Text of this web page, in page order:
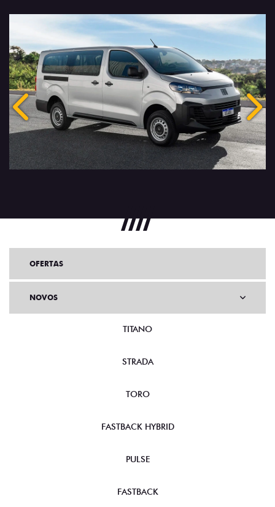
Anterior
OFERTAS
NOVOS
TITANO
STRADA
TORO
FASTBACK HYBRID
PULSE
FASTBACK